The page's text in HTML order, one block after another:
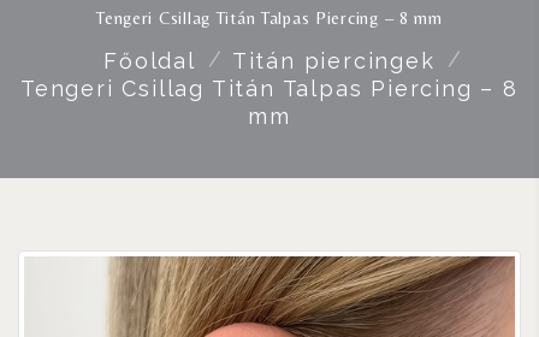
Tengeri Csillag Titán Talpas Piercing – 8 mm
Főoldal
Titán piercingek
Tengeri Csillag Titán Talpas Piercing – 8
mm